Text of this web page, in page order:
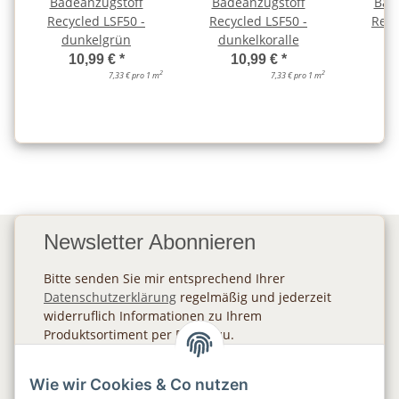
Recycled LSF50 -
dunkelgrün
10,99 € *
7,33 € pro 1 m2
Recycled LSF50 -
dunkelkoralle
10,99 € *
7,33 € pro 1 m2
Newsletter Abonnieren
Bitte senden Sie mir entsprechend Ihrer
Datenschutzerklärung regelmäßig und jederzeit
widerruflich Informationen zu Ihrem
Produktsortiment per E-Mail zu.
Wie wir Cookies & Co nutzen